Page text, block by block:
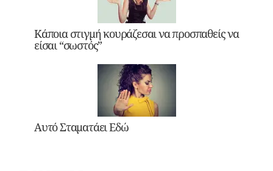
Κάποια στιγμή κουράζεσαι να προσπαθείς να
είσαι “σωστός”
Αυτό Σταματάει Εδώ